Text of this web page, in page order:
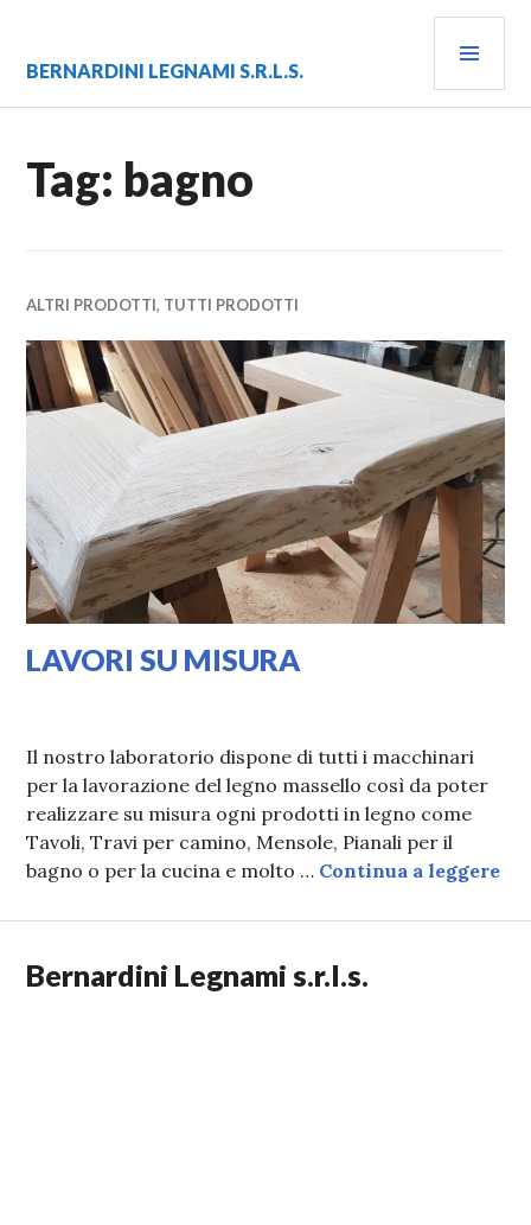
contenuto
BERNARDINI LEGNAMI S.R.L.S.
Tag: bagno
ALTRI PRODOTTI, TUTTI PRODOTTI
LAVORI SU MISURA
Il nostro laboratorio dispone di tutti i macchinari
per la lavorazione del legno massello così da poter
realizzare su misura ogni prodotti in legno come
Tavoli, Travi per camino, Mensole, Pianali per il
bagno o per la cucina e molto … Continua a leggere
Bernardini Legnami s.r.l.s.